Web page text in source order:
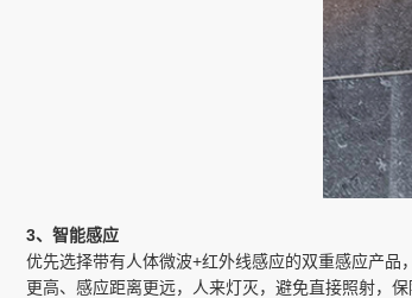
3、智能感应
优先选择带有人体微波+红外线感应的双重感应产
更高、感应距离更远，人来灯灭，避免直接照射，保